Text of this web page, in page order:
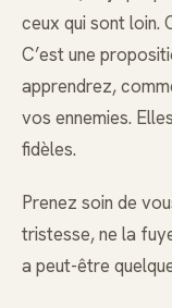
ceux qui sont loin.
C’est une
apprendrez,
vos ennemies.
fidèles.
Prenez soin de
tristesse, ne la
a peut-être